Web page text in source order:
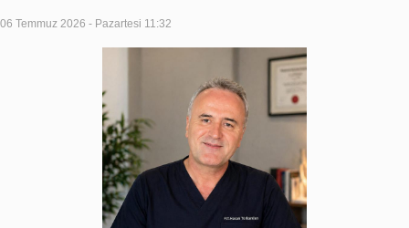
06 Temmuz 2026 - Pazartesi 11:32